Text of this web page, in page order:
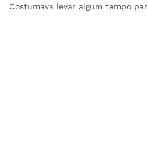
Costumava levar algum tempo